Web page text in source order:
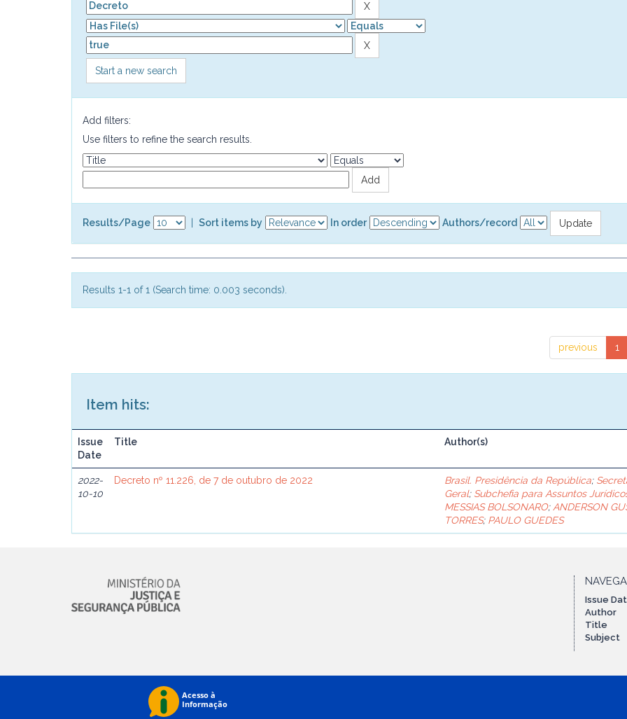
Start a new search
Add filters:
Use filters to refine the search results.
Results/Page Sort items by In order Authors/record
Results 1-1 of 1 (Search time: 0.003 seconds).
previous 1
Item hits:
Issue
Date
Title Author(s)
2022-
10-10
Decreto nº 11.226, de 7 de outubro de 2022 Brasil. Presidência da República;
Geral; Subchefia para Assuntos
MESSIAS BOLSONARO; ANDERSON
TORRES; PAULO GUEDES
Issue
Author
Title
Subject